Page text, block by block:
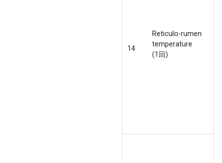
14
Reticulo-rumen
temperature
(1回)